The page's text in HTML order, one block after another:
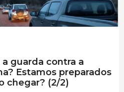
guarda contra a
Estamos preparados
chegar? (2/2)